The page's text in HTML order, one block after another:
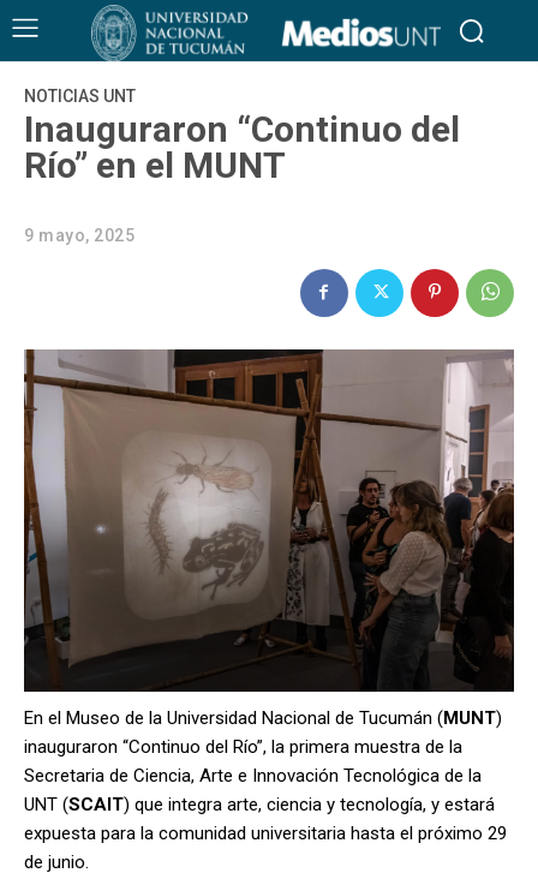
NOTICIAS UNT
Inauguraron “Continuo del
Río” en el MUNT
9 mayo, 2025
En el Museo de la Universidad Nacional de Tucumán (MUNT)
inauguraron “Continuo del Río”, la primera muestra de la
Secretaria de Ciencia, Arte e Innovación Tecnológica de la
UNT (SCAIT) que integra arte, ciencia y tecnología, y estará
expuesta para la comunidad universitaria hasta el próximo 29
de junio.